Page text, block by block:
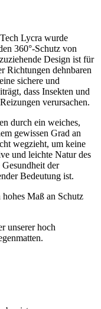
Lycra wurde
360°-Schutz von
Design ist für
Richtungen dehnbaren
sichere und
dass Insekten und
verursachen.
durch ein weiches,
gewissen Grad an
wegzieht, um keine
und leichte Natur des
der
Bedeutung ist.
Maß an Schutz
unserer hoch